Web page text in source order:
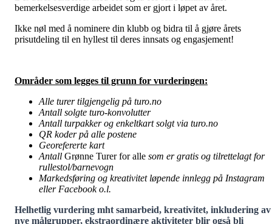
bemerkelsesverdige arbeidet som er gjort i løpet av året.
Ikke nøl med å nominere din klubb og bidra til å gjøre årets
prisutdeling til en hyllest til deres innsats og engasjement!
Områder som legges til grunn for vurderingen:
Alle turer tilgjengelig på turo.no
Antall solgte turo-konvolutter
Antall turpakker og enkeltkart solgt via turo.no
QR koder på alle postene
Georefererte kart
Antall Grønne Turer for alle som er gratis og tilrettelagt for
rullestol/barnevogn
Markedsføring og kreativitet løpende innlegg på Instagram
eller Facebook o.l.
Helhetlig vurdering mht samarbeid, kreativitet, inkludering av
nye målgrupper, ekstraordinære aktiviteter blir også bli